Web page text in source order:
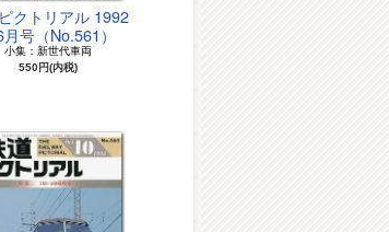
クトリアル 1992
号（No.561）
小集：新世代車両
550円(内税)